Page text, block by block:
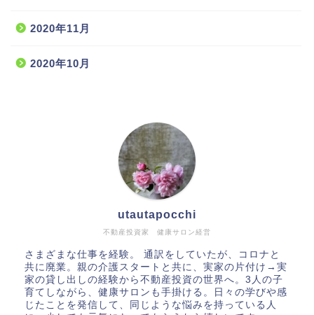
2020年11月
2020年10月
不動産投資家 健康サロン経営
utautapocchi
さまざまな仕事を経験。 通訳をしていたが、コロナと
共に廃業。親の介護スタートと共に、実家の片付け→実
家の貸し出しの経験から不動産投資の世界へ。3人の子
育てしながら、健康サロンも手掛ける。日々の学びや感
じたことを発信して、同じような悩みを持っている人